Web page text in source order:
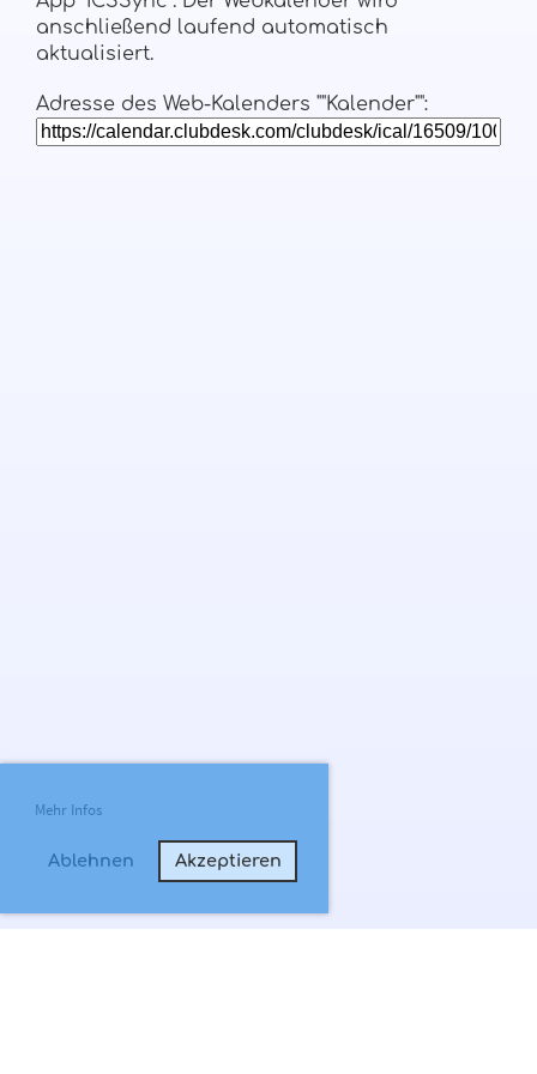
Mehr Infos
Ablehnen Akzeptieren
anschließend laufend automatisch
aktualisiert.
Adresse des Web-Kalenders ""Kalender"":